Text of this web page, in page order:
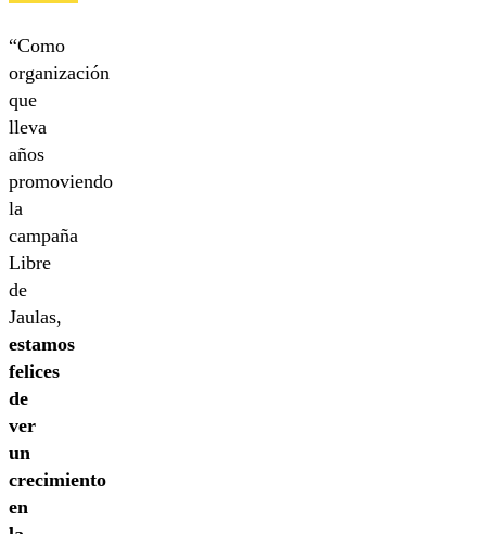
“Como
organización
que
lleva
años
promoviendo
la
campaña
Libre
de
Jaulas,
estamos
felices
de
ver
un
crecimiento
en